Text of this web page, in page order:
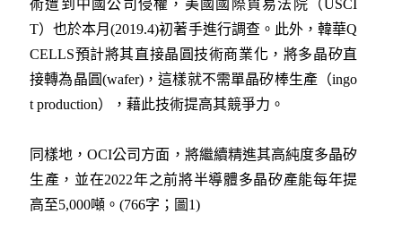
術遭到中國公司侵權，美國國際貿易法院（USCI
T）也於本月(2019.4)初著手進行調查。此外，韓華Q
CELLS預計將其直接晶圓技術商業化，將多晶矽直
接轉為晶圓(wafer)，這樣就不需單晶矽棒生產（ingo
t production），藉此技術提高其競爭力。
同樣地，OCI公司方面，將繼續精進其高純度多晶矽
生產，並在2022年之前將半導體多晶矽產能每年提
高至5,000噸。(766字；圖1)